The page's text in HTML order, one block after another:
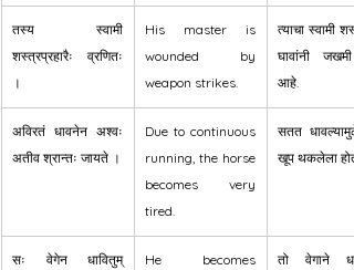
तस्य स्वामी
शस्त्रप्रहारैः व्रणितः
।
His master is
wounded by
weapon strikes.
त्याचा स्वामी
घावांनी जखमी
आहे.
अविरतं धावनेन अश्वः
अतीव श्रान्तः जायते ।
Due to continuous
running, the horse
becomes very
tired.
सतत
खूप थकलेला
सः वेगेन धावितुम्
He becomes
तो वेगाने